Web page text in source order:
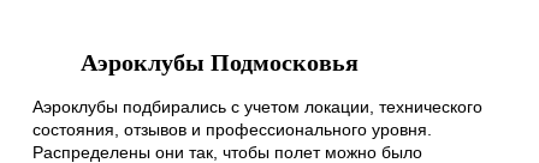
Аэроклубы Подмосковья
Аэроклубы подбирались с учетом локации, технического
состояния, отзывов и профессионального уровня.
Распределены они так, чтобы полет можно было